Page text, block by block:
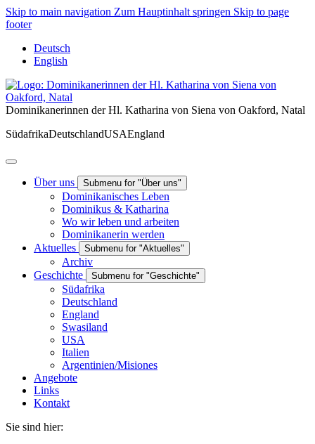
Skip to main navigation Zum Hauptinhalt springen Skip to page
footer
Deutsch
English
Dominikanerinnen der Hl. Katharina von Siena von Oakford, Natal
SüdafrikaDeutschlandUSAEngland
Über uns Submenu for "Über uns"
Dominikanisches Leben
Dominikus & Katharina
Wo wir leben und arbeiten
Dominikanerin werden
Aktuelles
Submenu for "Aktuelles"
Archiv
Geschichte
Submenu for "Geschichte"
Südafrika
Deutschland
England
Swasiland
USA
Italien
Argentinien/Misiones
Angebote
Links
Kontakt
Sie sind hier: